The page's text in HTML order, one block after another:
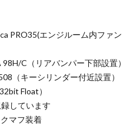
PRO35(エンジルーム内ファン
C（リアバンパー下部設置）
（キーシリンダー付近設置）
Float）
しています
マフ装着